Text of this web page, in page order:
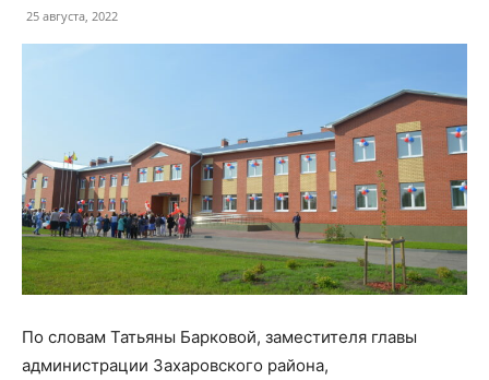
25 августа, 2022
По словам Татьяны Барковой, заместителя главы
администрации Захаровского района,